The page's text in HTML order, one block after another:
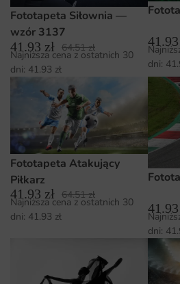
Fototapeta Siłownia —
wzór 3137
41.93 zł 64.51zł
Najniższa cena z ostatnich 30
dni: 41.93 zł
41.93
dni:
Fototapeta Atakujący
Piłkarz
41.93 zł 64.51zł
Najniższa cena z ostatnich 30
dni: 41.93 zł
41.93
dni: